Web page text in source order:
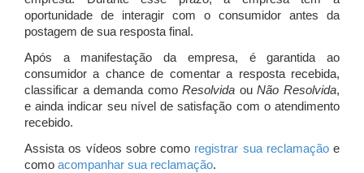
oportunidade de interagir com o consumidor antes da
postagem de sua resposta final.
Após a manifestação da empresa, é garantida ao
consumidor a chance de comentar a resposta recebida,
classificar a demanda comoResolvida ouNão Resolvida,
e ainda indicar seu nível de satisfação com o atendimento
recebido.
Assista os vídeos sobre como registrar sua reclamaçãoe
como acompanhar sua reclamação.